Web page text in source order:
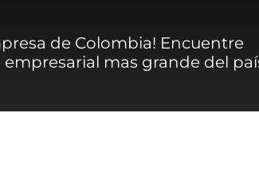
de Colombia! Encuentre
mas grande del